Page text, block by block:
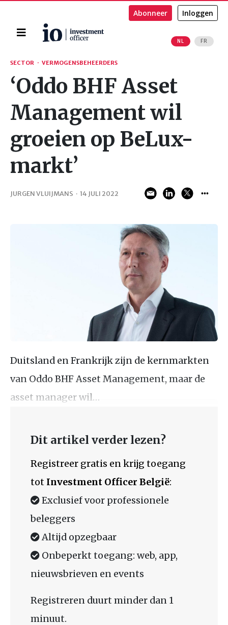
Home
NL FR
Abonneer Inloggen
Zoeken
SECTOR · VERMOGENSBEHEERDERS
‘Oddo BHF Asset
Management wil
groeien op BeLux-
markt’
JURGEN VLUIJMANS · 14 JULI 2022
Duitsland en Frankrijk zijn de kernmarkten
van Oddo BHF Asset Management, maar de
asset manager wil…
Dit artikel verder lezen?
Registreer gratis en krijg toegang
tot Investment Officer België:
Exclusief voor professionele
beleggers
Altijd opzegbaar
Onbeperkt toegang: web, app,
nieuwsbrieven en events
Registreren duurt minder dan 1
minuut.